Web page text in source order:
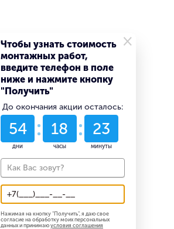
×
Чтобы узнать стоимость
монтажных работ,
введите телефон в поле
ниже и нажмите кнопку
"Получить"
До окончания акции осталось:
54
дни
18
часы
23
минуты
Нажимая на кнопку "Получить", я даю свое
согласие на обработку моих персональных
данных и принимаю условия соглашения